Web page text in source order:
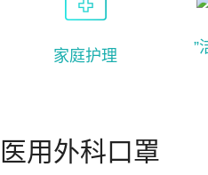
家庭护理 ”
医用外科口罩